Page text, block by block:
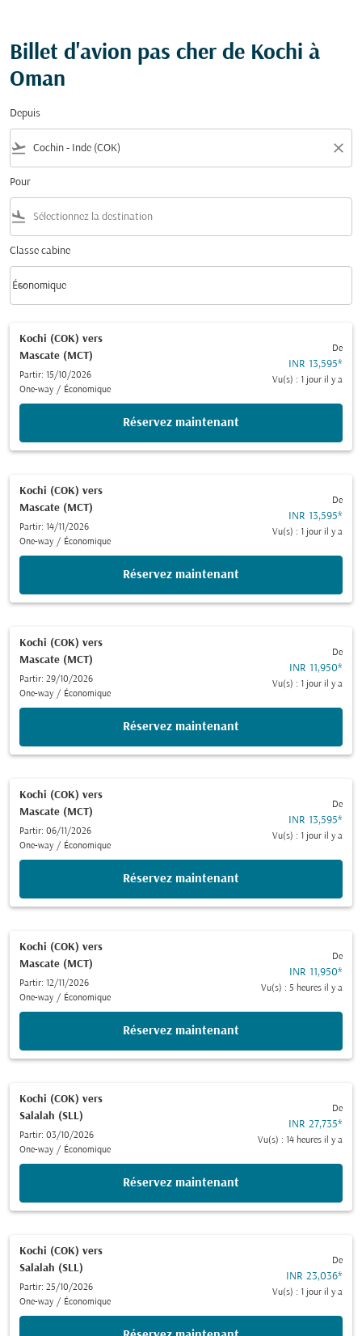
Billet d'avion pas cher de Kochi à
Oman
Depuis
flight_takeoff close
Pour
flight_land
Classe cabine
Classe cabine option Économique Selected
Économique
keyboard_arrow_down
Kochi (COK) vers
Mascate (MCT)
Partir: 15/10/2026
One-way / Économique
De
INR 13,595*
Vu(s) : 1 jour il y a
Réservez maintenant
Kochi (COK) vers
Mascate (MCT)
Partir: 14/11/2026
One-way / Économique
De
INR 13,595*
Vu(s) : 1 jour il y a
Réservez maintenant
Kochi (COK) vers
Mascate (MCT)
Partir: 29/10/2026
One-way / Économique
De
INR 11,950*
Vu(s) : 1 jour il y a
Réservez maintenant
Kochi (COK) vers
Mascate (MCT)
Partir: 06/11/2026
One-way / Économique
De
INR 13,595*
Vu(s) : 1 jour il y a
Réservez maintenant
Kochi (COK) vers
Mascate (MCT)
Partir: 12/11/2026
One-way / Économique
De
INR 11,950*
Vu(s) : 5 heures il y a
Réservez maintenant
Kochi (COK) vers
Salalah (SLL)
Partir: 03/10/2026
One-way / Économique
De
INR 27,735*
Vu(s) : 14 heures il y a
Réservez maintenant
Kochi (COK) vers
Salalah (SLL)
Partir: 25/10/2026
One-way / Économique
De
INR 23,036*
Vu(s) : 1 jour il y a